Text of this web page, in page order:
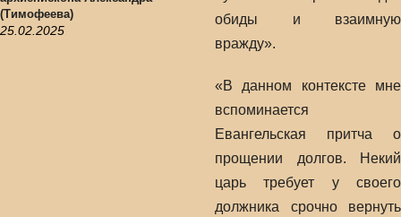
(Тимофеева)
25.02.2025
обиды и взаимную
вражду».
«В данном контексте мне
вспоминается
Евангельская притча о
прощении долгов. Некий
царь требует у своего
должника срочно вернуть